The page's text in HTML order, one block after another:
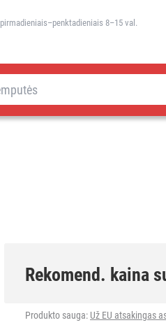
pirmadieniais–penktadieniais 8–15 val.
Rekomend. kaina
Produkto sauga: Už EU atsakingas